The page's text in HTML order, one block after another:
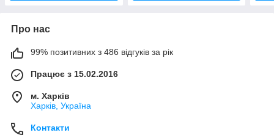
Про нас
99% позитивних з 486 відгуків за рік
Працює з 15.02.2016
м. Харків
Харків, Україна
Контакти